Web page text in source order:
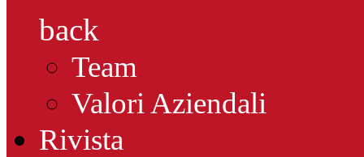
back
Team
Valori Aziendali
Rivista